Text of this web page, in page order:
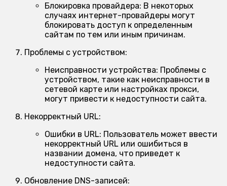
Блокировка провайдера: В некоторых
случаях интернет-провайдеры могут
блокировать доступ к определенным
сайтам по тем или иным причинам.
Проблемы с устройством:
Неисправности устройства: Проблемы с
устройством, такие как неисправности в
сетевой карте или настройках прокси,
могут привести к недоступности сайта.
Некорректный URL:
Ошибки в URL: Пользователь может ввести
некорректный URL или ошибиться в
названии домена, что приведет к
недоступности сайта.
Обновление DNS-записей: